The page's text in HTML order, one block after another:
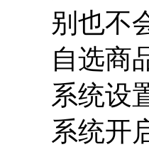
别也不
自选商
系统设
系统开